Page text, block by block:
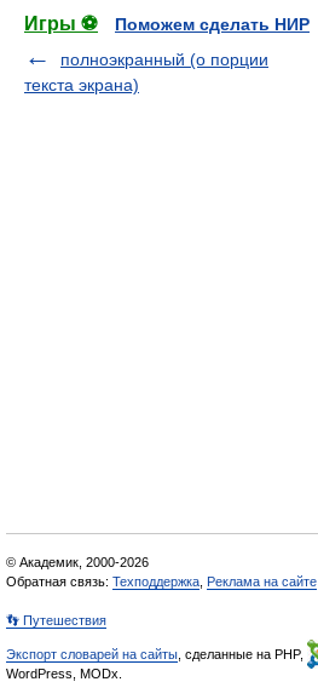
Игры ⚽
Поможем сделать НИР
полноэкранный (о порции
текста экрана)
© Академик, 2000-2026
Обратная связь: Техподдержка Реклама на сайте
👣 Путешествия
Экспорт словарей на сайты , сделанные на PHP,
WordPress, MODx.